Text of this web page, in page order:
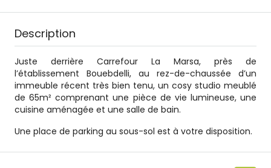
Description
Juste derrière Carrefour La Marsa, près de
l’établissement Bouebdelli, au rez-de-chaussée d’un
immeuble récent très bien tenu, un cosy studio meublé
de 65m² comprenant une pièce de vie lumineuse, une
cuisine aménagée et une salle de bain.
Une place de parking au sous-sol est à votre disposition.